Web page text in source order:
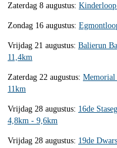
Zaterdag 8 augustus: Kinderloop
Zondag 16 augustus:
Vrijdag 21 augustus: Balierun
11,4km
Zaterdag 22 augustus: Memorial
11km
Vrijdag 28 augustus: 16de
4,8km - 9,6km
Vrijdag 28 augustus: 19de